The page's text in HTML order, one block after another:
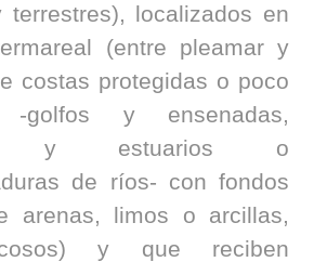
terrestres), localizados en
(entre pleamar y
costas protegidas o poco
-golfos y ensenadas,
y estuarios o
de ríos- con fondos
arenas, limos o arcillas,
y que reciben